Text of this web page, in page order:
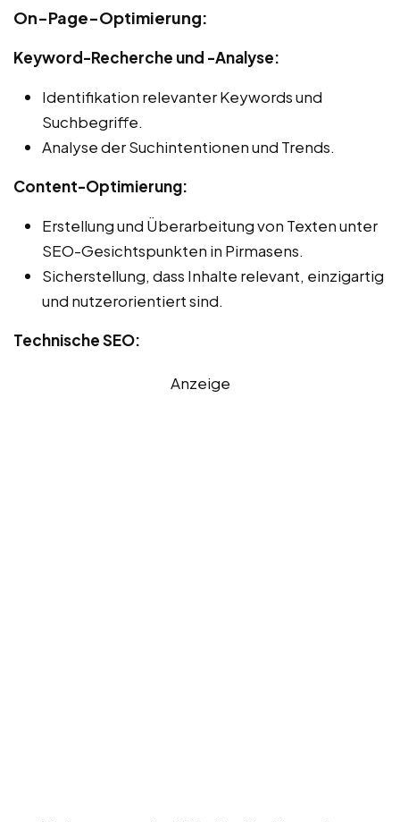
On-Page-Optimierung:
Keyword-Recherche und -Analyse:
Identifikation relevanter Keywords und
Suchbegriffe.
Analyse der Suchintentionen und Trends.
Content-Optimierung:
Erstellung und Überarbeitung von Texten unter
SEO-Gesichtspunkten in Pirmasens.
Sicherstellung, dass Inhalte relevant, einzigartig
und nutzerorientiert sind.
Technische SEO:
Anzeige